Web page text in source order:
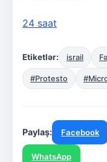
24 saat
Etiketlər: israil
#Protesto
Paylaş: Facebook
WhatsApp